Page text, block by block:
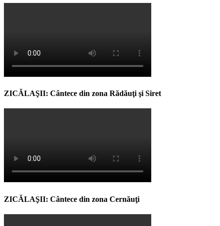
ZICĂLAŞII: Cântece din zona Rădăuţi şi Siret
ZICĂLAŞII: Cântece din zona Cernăuţi